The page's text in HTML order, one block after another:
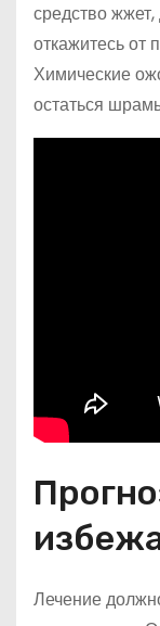
средство
откажитесь от
Химические
остаться
Лечение